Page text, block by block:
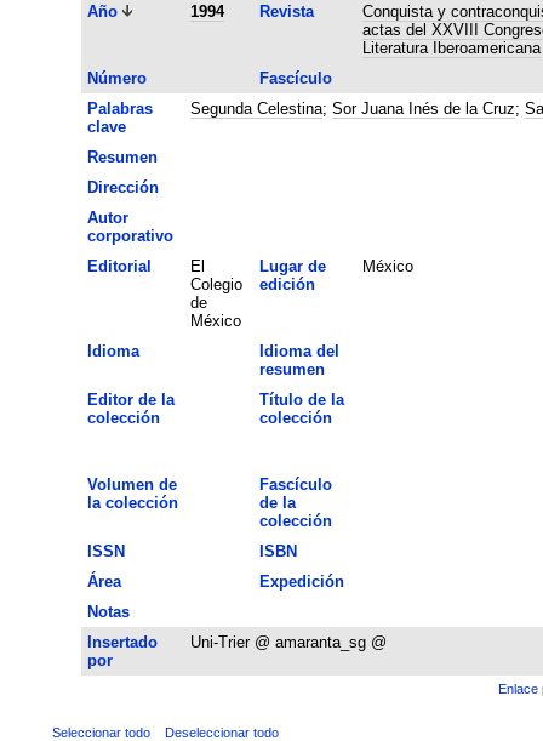
Año
1994 Revista
Conquista y
actas del XXVIII
Literatura Iberoamericana
Número
Fascículo
Palabras
clave
Segunda Celestina; Sor Juana Inés de la Cruz;
Resumen
Dirección
Autor
corporativo
Editorial
El
Colegio
de
México
Lugar de
edición
México
Idioma
Idioma del
resumen
Editor de la
colección
Título de la
colección
Volumen de
la colección
Fascículo
de la
colección
ISSN
ISBN
Área
Expedición
Notas
Insertado
por
Uni-Trier @ amaranta_sg @
Enlace
Seleccionar todo Deseleccionar todo